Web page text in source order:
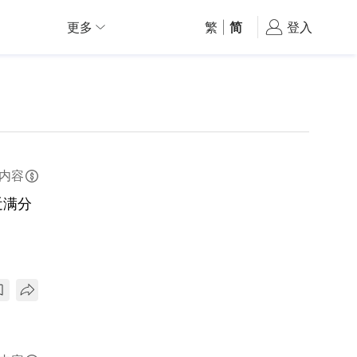
更多 繁 简 登入
容
分